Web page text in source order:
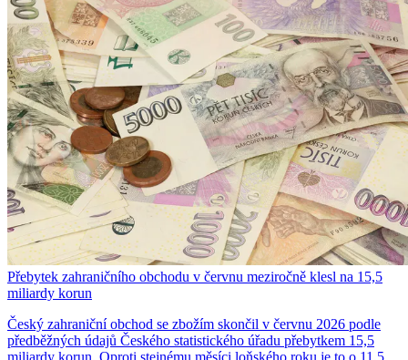
Přebytek zahraničního obchodu v červnu meziročně klesl na 15,5
miliardy korun
Český zahraniční obchod se zbožím skončil v červnu 2026 podle
předběžných údajů Českého statistického úřadu přebytkem 15,5
miliardy korun. Oproti stejnému měsíci loňského roku je to o 11,5